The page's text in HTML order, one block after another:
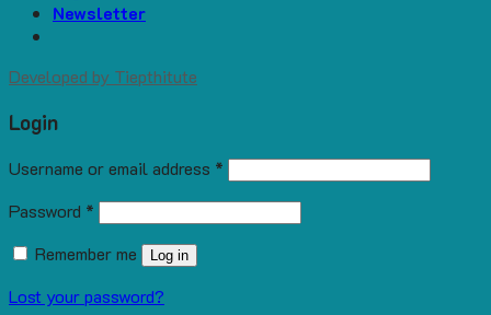
Newsletter
Developed by Tiepthitute
Login
Username or email address *
Password *
Remember me
Log in
Lost your password?